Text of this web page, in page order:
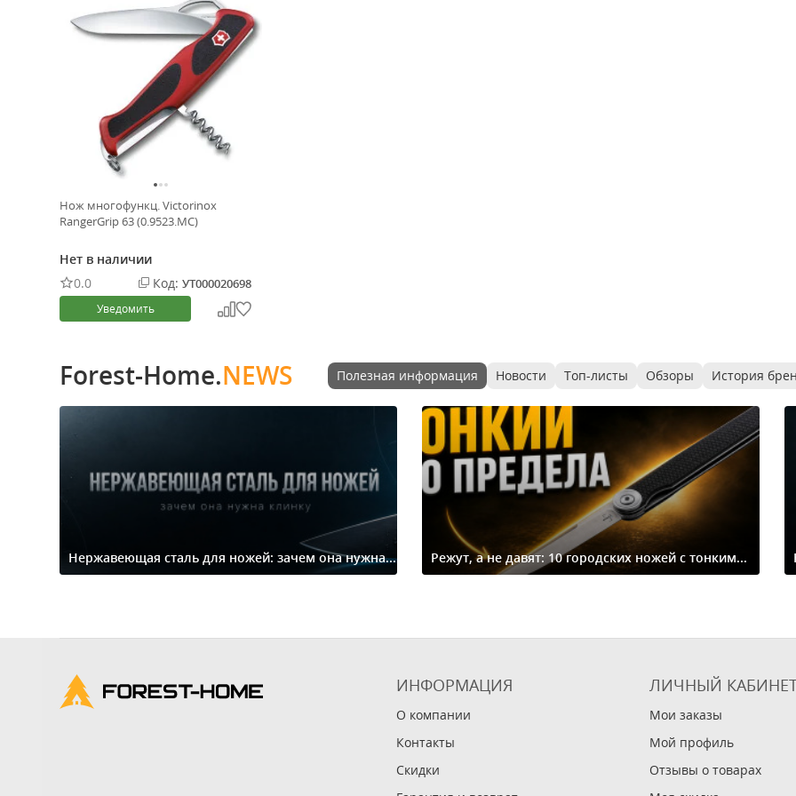
Нож многофункц. Victorinox
RangerGrip 63 (0.9523.MC)
Нет в наличии
0.0
Код: УТ000020698
Уведомить
Forest-Home.NEWS Полезная информация Новости Топ-листы Обзоры История
Нержавеющая сталь для ножей: зачем она нужна... Режут, а не давят: 10 городских ножей с тонким...
ИНФОРМАЦИЯ
О компании
Контакты
Скидки
ЛИЧНЫЙ
Мои заказы
Мой профиль
Отзывы о товарах